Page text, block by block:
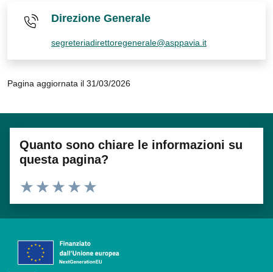
Direzione Generale
segreteriadirettoregenerale@asppavia.it
Pagina aggiornata il 31/03/2026
Quanto sono chiare le informazioni su
questa pagina?